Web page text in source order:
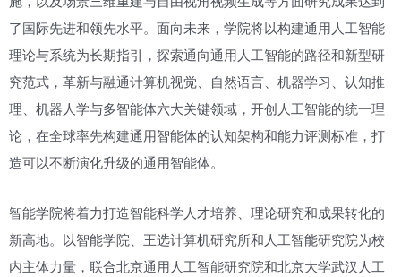
了国际先进和领先水平。面向未来，学院将以构建通用人工智能
理论与系统为长期指引，探索通向通用人工智能的路径和新型研
究范式，革新与融通计算机视觉、自然语言、机器学习、认知推
理、机器人学与多智能体六大关键领域，开创人工智能的统一理
论，在全球率先构建通用智能体的认知架构和能力评测标准，打
造可以不断演化升级的通用智能体。
智能学院将着力打造智能科学人才培养、理论研究和成果转化的
新高地。以智能学院、王选计算机研究所和人工智能研究院为校
内主体力量，联合北京通用人工智能研究院和北京大学武汉人工